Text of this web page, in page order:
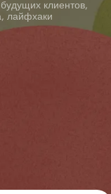
клиентов,
лайфхаки